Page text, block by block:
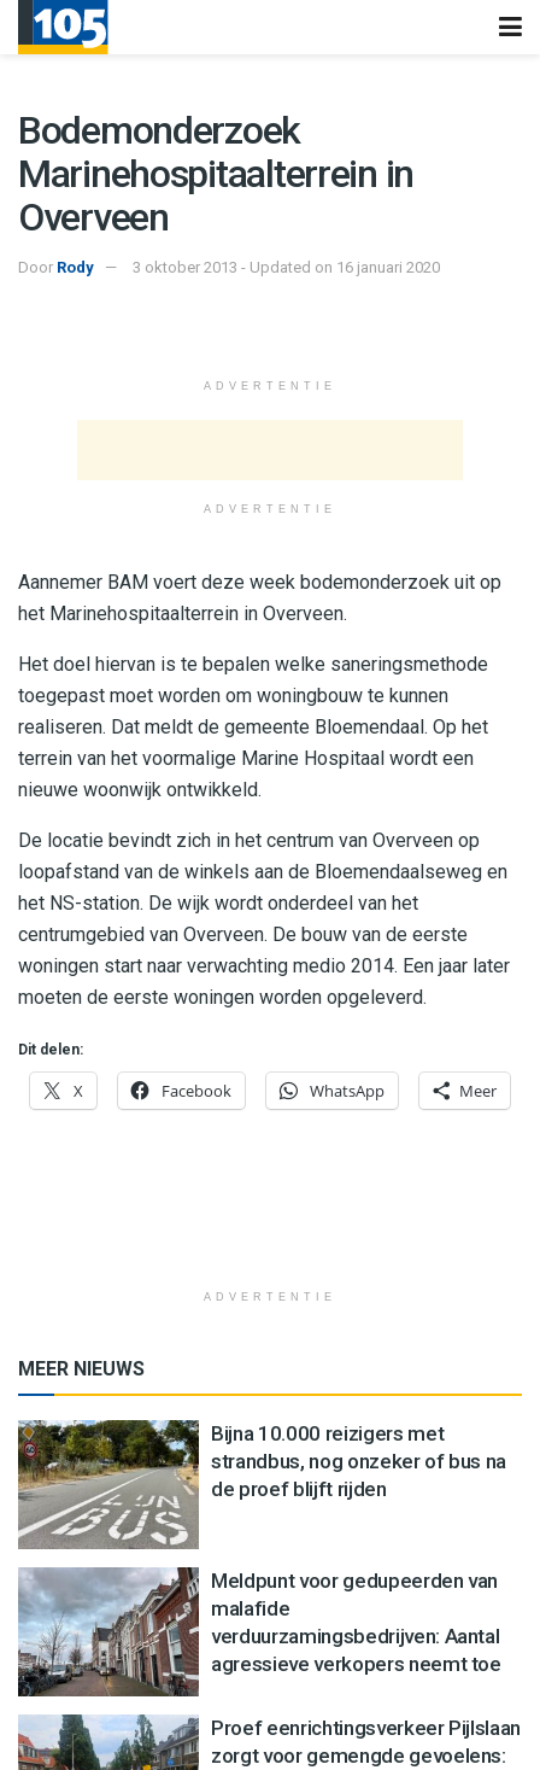
Bodemonderzoek
Marinehospitaalterrein in
Overveen
Door Rody 3 oktober 2013 - Updated on 16 januari 2020
ADVERTENTIE
ADVERTENTIE
Aannemer BAM voert deze week bodemonderzoek uit op
het Marinehospitaalterrein in Overveen.
Het doel hiervan is te bepalen welke saneringsmethode
toegepast moet worden om woningbouw te kunnen
realiseren. Dat meldt de gemeente Bloemendaal. Op het
terrein van het voormalige Marine Hospitaal wordt een
nieuwe woonwijk ontwikkeld.
De locatie bevindt zich in het centrum van Overveen op
loopafstand van de winkels aan de Bloemendaalseweg en
het NS-station. De wijk wordt onderdeel van het
centrumgebied van Overveen. De bouw van de eerste
woningen start naar verwachting medio 2014. Een jaar later
moeten de eerste woningen worden opgeleverd.
Dit delen:
X Facebook WhatsApp Meer
ADVERTENTIE
MEER NIEUWS
Bijna 10.000 reizigers met
strandbus, nog onzeker of bus na
de proef blijft rijden
Meldpunt voor gedupeerden van
malafide
verduurzamingsbedrijven: Aantal
agressieve verkopers neemt toe
Proef eenrichtingsverkeer Pijlslaan
zorgt voor gemengde gevoelens: